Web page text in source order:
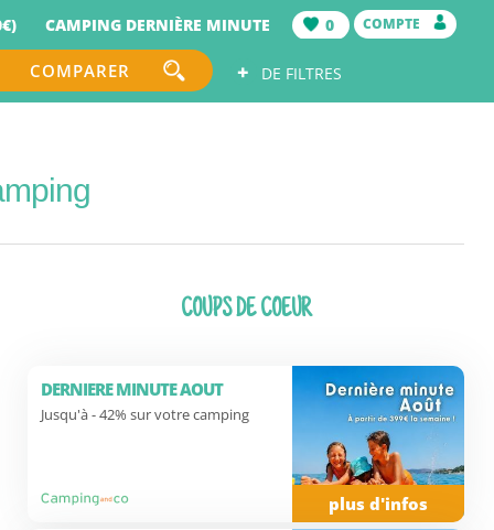
CAMPING DERNIÈRE MINUTE 0 COMPTE
COMPARER + DE FILTRES
COUPS DE COEUR
DERNIERE MINUTE AOUT
Jusqu'à - 42% sur votre camping
plus d'infos